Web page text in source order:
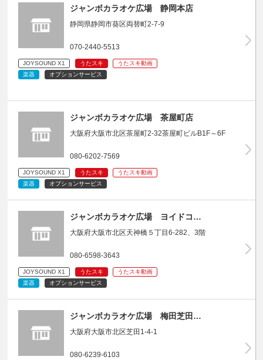
ジャンボカラオケ広場 静岡本店
静岡県静岡市葵区両替町2-7-9
070-2440-5513
JOYSOUND X1 うたスキ
うたスキ動画
楽器
オプションサービス
ジャンボカラオケ広場 茶屋町店
大阪府大阪市北区茶屋町2-32茶屋町ビルB1F～6F
080-6202-7569
JOYSOUND X1 うたスキ
うたスキ動画
楽器
オプションサービス
ジャンボカラオケ広場 ヨイドコ…
大阪府大阪市北区天神橋５丁目6-282、3階
080-6598-3643
JOYSOUND X1 うたスキ
うたスキ動画
楽器
オプションサービス
ジャンボカラオケ広場 梅田芝田…
大阪府大阪市北区芝田1-4-1
080-6239-6103